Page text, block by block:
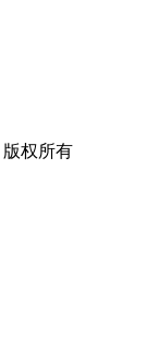
版权所有